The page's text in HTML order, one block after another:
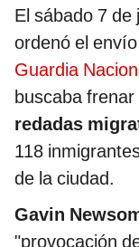
El sábado 7
ordenó el
Guardia
buscaba
redadas
118
de la ciudad.
Gavin
"provocación